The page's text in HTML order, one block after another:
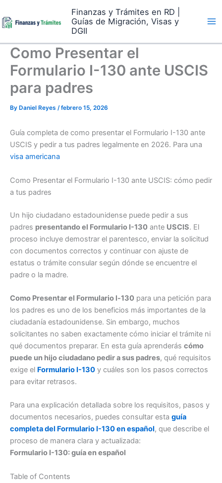
to
content
Finanzas y Trámites en RD |
Guías de Migración, Visas y
DGII
Como Presentar el
Formulario I-130 ante USCIS
para padres
By Daniel Reyes /febrero 15, 2026
Guía completa de como presentar el Formulario I-130 ante
USCIS y pedir a tus padres legalmente en 2026. Para una
visa americana
Como Presentar el Formulario I-130 ante USCIS: cómo pedir
a tus padres
Un hijo ciudadano estadounidense puede pedir a sus
padres presentando el Formulario I-130 ante USCIS. El
proceso incluye demostrar el parentesco, enviar la solicitud
con documentos correctos y continuar con ajuste de
estatus o trámite consular según dónde se encuentre el
padre o la madre.
Como Presentar el Formulario l-130 para una petición para
los padres es uno de los beneficios más importantes de la
ciudadanía estadounidense. Sin embargo, muchos
solicitantes no saben exactamente cómo iniciar el trámite ni
qué documentos preparar. En esta guía aprenderás cómo
puede un hijo ciudadano pedir a sus padres, qué requisitos
exige el Formulario I-130 y cuáles son los pasos correctos
para evitar retrasos.
Para una explicación detallada sobre los requisitos, pasos y
documentos necesarios, puedes consultar esta guía
completa del Formulario I-130 en español, que describe el
proceso de manera clara y actualizada:
Formulario I-130: guía en español
Table of Contents